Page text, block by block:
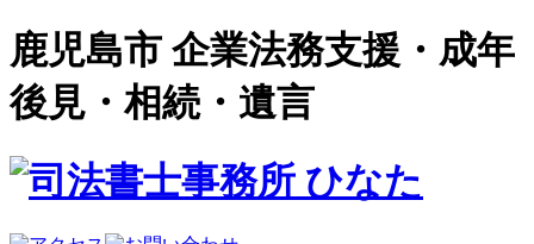
鹿児島市 企業法務支援・成年
後見・相続・遺言